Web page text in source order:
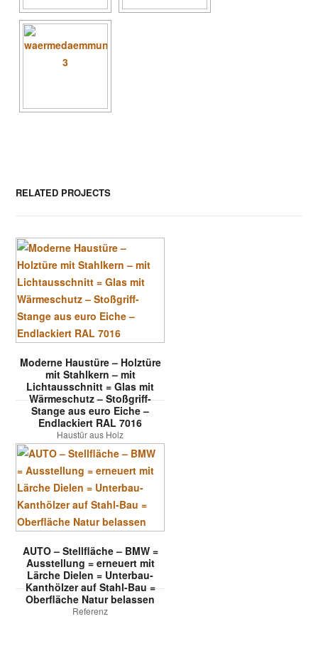
RELATED PROJECTS
Moderne Haustüre – Holztüre
mit Stahlkern – mit
Lichtausschnitt = Glas mit
Wärmeschutz – Stoßgriff-
Stange aus euro Eiche –
Endlackiert RAL 7016
Haustür aus Holz
AUTO – Stellfläche – BMW =
Ausstellung = erneuert mit
Lärche Dielen = Unterbau-
Kanthölzer auf Stahl-Bau =
Oberfläche Natur belassen
Referenz